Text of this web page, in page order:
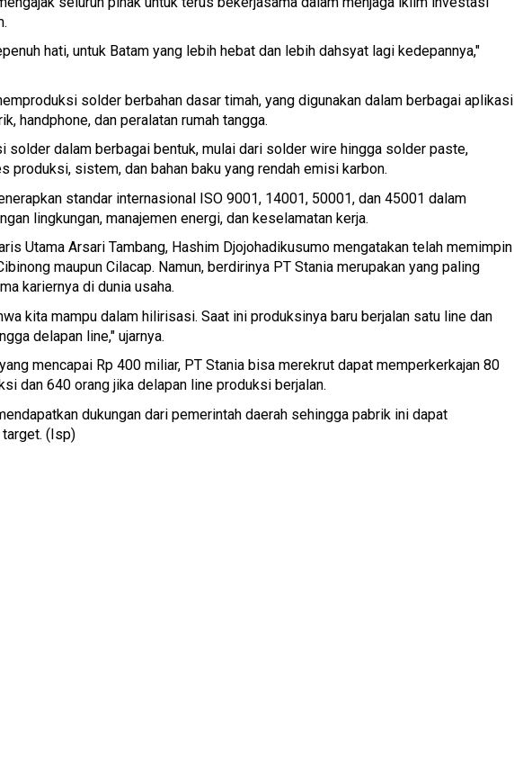
hati, untuk Batam yang lebih hebat dan lebih dahsyat lagi kedepannya,"
solder berbahan dasar timah, yang digunakan dalam berbagai aplikasi
handphone, dan peralatan rumah tangga.
solder dalam berbagai bentuk, mulai dari solder wire hingga solder paste,
produksi, sistem, dan bahan baku yang rendah emisi karbon.
standar internasional ISO 9001, 14001, 50001, dan 45001 dalam
lingkungan, manajemen energi, dan keselamatan kerja.
Utama Arsari Tambang, Hashim Djojohadikusumo mengatakan telah memimpin
maupun Cilacap. Namun, berdirinya PT Stania merupakan yang paling
kariernya di dunia usaha.
kita mampu dalam hilirisasi. Saat ini produksinya baru berjalan satu line dan
delapan line," ujarnya.
mencapai Rp 400 miliar, PT Stania bisa merekrut dapat memperkerkajan 80
dan 640 orang jika delapan line produksi berjalan.
dukungan dari pemerintah daerah sehingga pabrik ini dapat
(Isp)